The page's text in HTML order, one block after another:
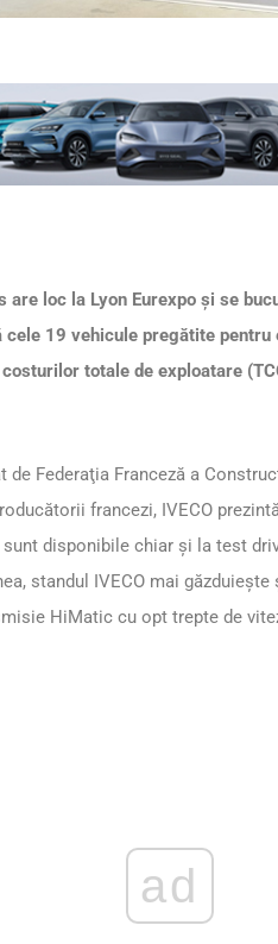
are loc la Lyon Eurexpo și se
cele 19 vehicule pregătite
totale de exploatare
de Federaţia Franceză a
francezi, IVECO
disponibile chiar şi la test
standul IVECO mai
HiMatic cu opt trepte de
ad